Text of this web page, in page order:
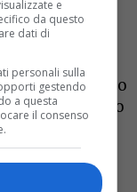
Pietro in
parrocchiani,
e poi di
con noi, ma io
quando
e
Casa del
e
da questo
dati di
personali sulla
gestendo
a questa
il consenso